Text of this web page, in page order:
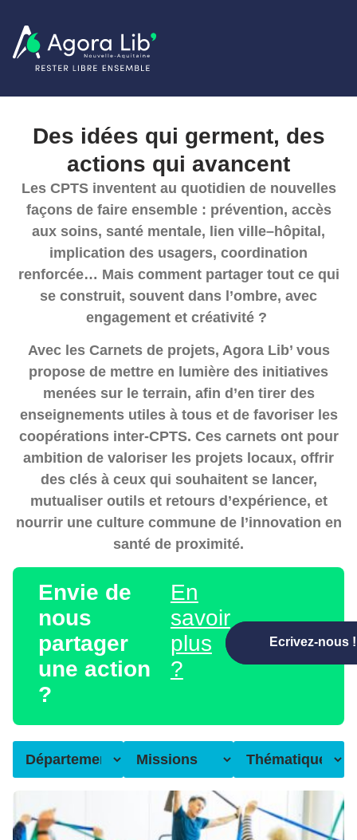
Des idées qui germent, des
actions qui avancent
Les CPTS inventent au quotidien de nouvelles
façons de faire ensemble : prévention, accès
aux soins, santé mentale, lien ville–hôpital,
implication des usagers, coordination
renforcée… Mais comment partager tout ce qui
se construit, souvent dans l’ombre, avec
engagement et créativité ?
Avec les Carnets de projets, Agora Lib’ vous
propose de mettre en lumière des initiatives
menées sur le terrain, afin d’en tirer des
enseignements utiles à tous et de favoriser les
coopérations inter-CPTS. Ces carnets ont pour
ambition de valoriser les projets locaux, offrir
des clés à ceux qui souhaitent se lancer,
mutualiser outils et retours d’expérience, et
nourrir une culture commune de l’innovation en
santé de proximité.
Envie de
nous
partager
une action
?
En
savoir
plus
?
Ecrivez-nous !